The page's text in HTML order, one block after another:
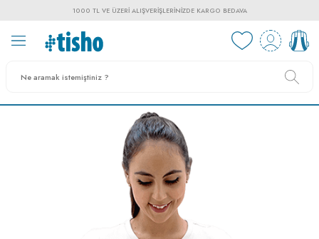
1000 TL VE ÜZERI ALIŞVERIŞLERINIZDE KARGO BEDAVA